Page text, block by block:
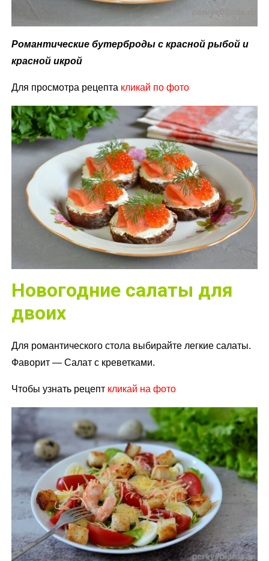
Романтические бутерброды с красной рыбой и
красной икрой
Для просмотра рецепта кликай по фото
Новогодние салаты для
двоих
Для романтического стола выбирайте легкие салаты.
Фаворит — Салат с креветками.
Чтобы узнать рецепт кликай на фото